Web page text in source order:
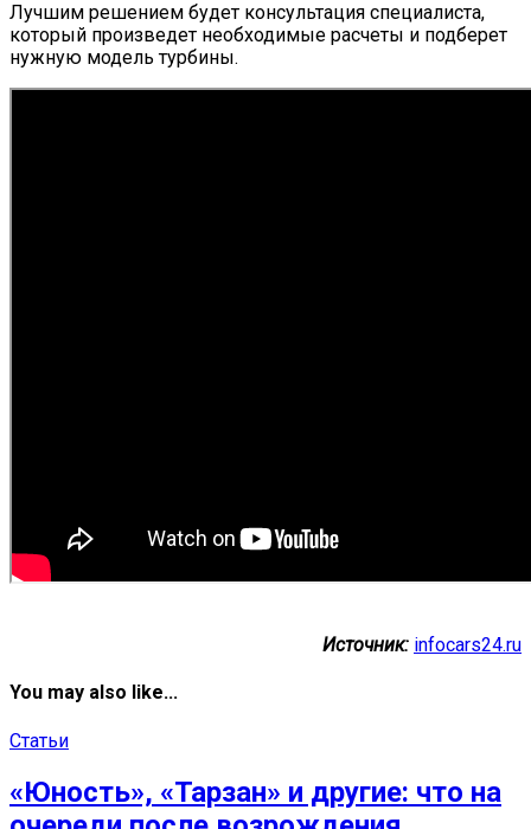
Лучшим решением будет консультация специалиста,
который произведет необходимые расчеты и подберет
нужную модель турбины.
Источник: infocars24.ru
You may also like...
Статьи
«Юность», «Тарзан» и другие: что на